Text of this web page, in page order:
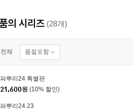
의 시리즈 (28개)
전체 품절포함
파뿌리24 특별판
21,600원 (10% 할인)
파뿌리24 23